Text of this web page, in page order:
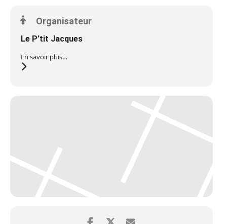
Organisateur
Le P’tit Jacques
En savoir plus…